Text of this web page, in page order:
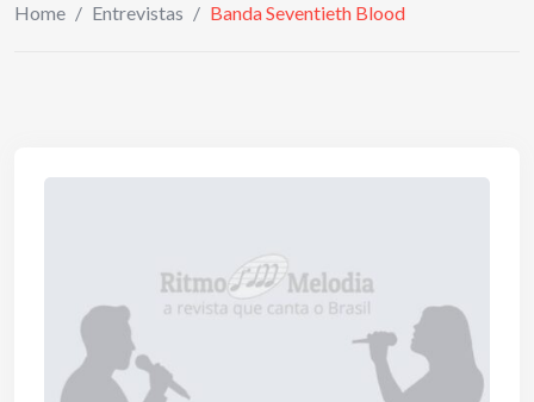
Home / Entrevistas / Banda Seventieth Blood